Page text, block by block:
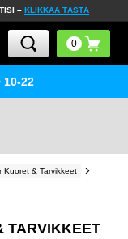
– KLIKKAA TÄSTÄ
10-22
Kuoret & Tarvikkeet
TARVIKKEET